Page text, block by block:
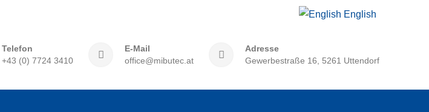
English
Telefon
+43 (0) 7724 3410
E-Mail
office@mibutec.at
Adresse
Gewerbestraße 16, 5261 Uttendorf